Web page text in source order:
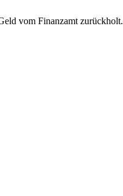
vom Finanzamt zurückholt.